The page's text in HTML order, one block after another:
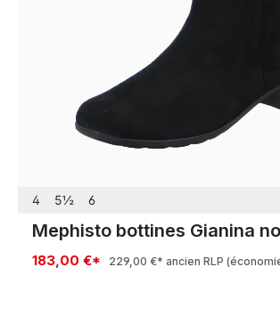
4 5½ 6
Mephisto bottines Gianina
183,00 €* 229,00 €* ancien RLP